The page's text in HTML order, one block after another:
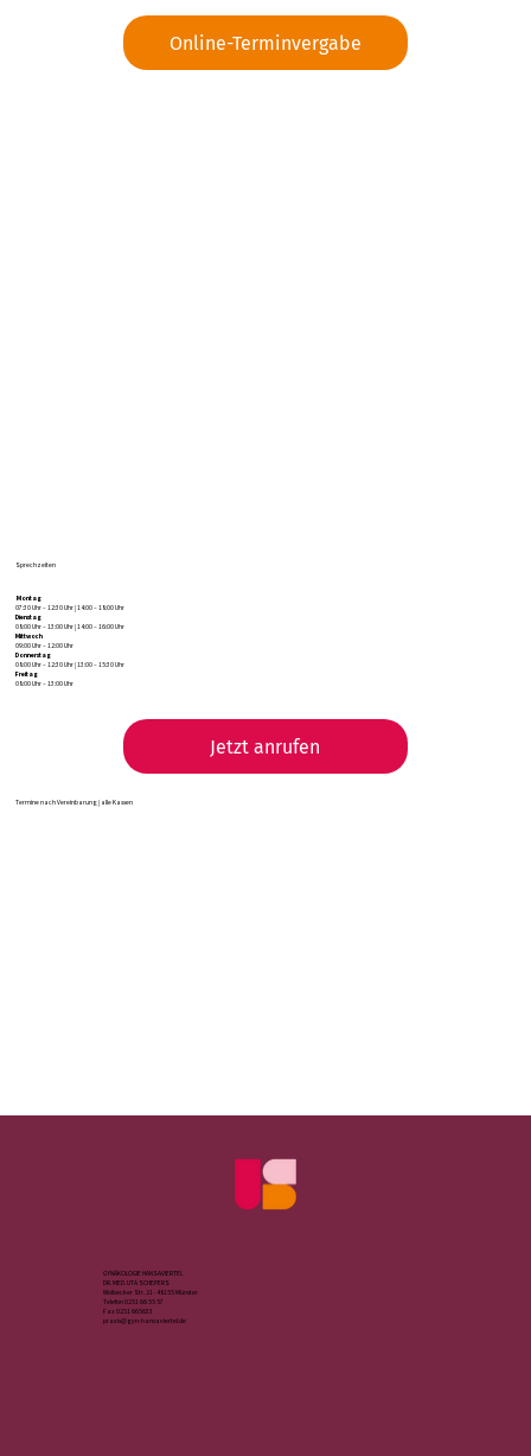
Online-Terminvergabe
Sprechzeiten
Montag
07:30 Uhr – 12:30 Uhr | 14:00 – 18:00 Uhr
Dienstag
08:00 Uhr – 13:00 Uhr | 14:00 – 16:00 Uhr
Mittwoch
09:00 Uhr – 12:00 Uhr
Donnerstag
08:00 Uhr – 12:30 Uhr | 13:00 – 15:30 Uhr
Freitag
08:00 Uhr – 13:00 Uhr
Jetzt anrufen
Termine nach Vereinbarung | alle Kassen
GYNÄKOLOGIE HANSAVIERTEL
DR. MED. UTA SCHEPERS​
Wolbecker Str. 21 · 48155 Münster
Telefon 0251 66 55 57
Fax 0251 665633
praxis@gyn-hansaviertel.de